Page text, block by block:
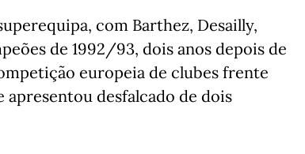
com Barthez, Desailly,
de 1992/93, dois anos depois de
europeia de clubes frente
apresentou desfalcado de dois